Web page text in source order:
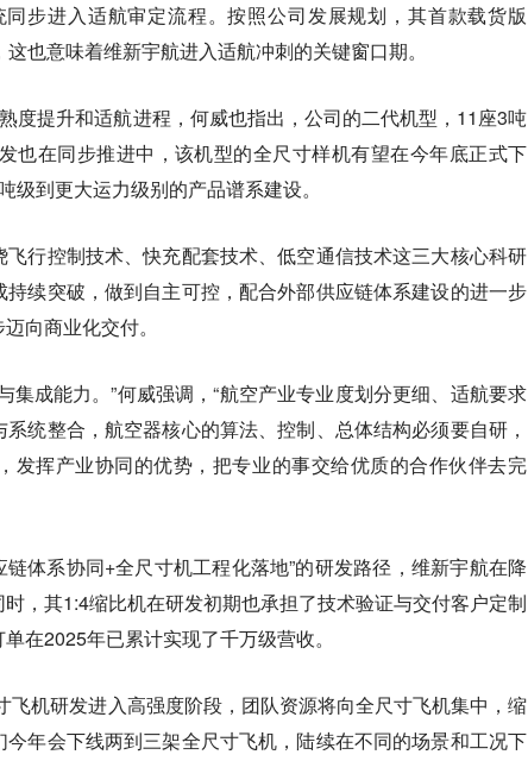
步进入适航审定流程。按照公司发展规划， 其首款载货版
这也意味着维新宇航进入适航冲刺的关键窗口期。
度提升和适航进程，何威也指出，公司的二代机型，11座3吨
在同步推进中，该机型的全尺寸样机有望在今年底正式下
到更大运力级别的产品谱系建设。
飞行控制技术、快充配套技术、低空通信技术这三大核心科研
续突破，做到自主可控，配合外部供应链体系建设的进一步
向商业化交付。
集成能力。”何威强调，“航空产业专业度划分更细、适航要求
统整合，航空器核心的算法、控制、总体结构必须要自研，
发挥产业协同的优势，把专业的事交给优质的合作伙伴去完
体系协同+全尺寸机工程化落地”的研发路径，维新宇航在降
，其1:4缩比机在研发初期也承担了技术验证与交付客户定制
在2025年已累计实现了千万级营收。
飞机研发进入高强度阶段，团队资源将向全尺寸飞机集中，缩
今年会下线两到三架全尺寸飞机，陆续在不同的场景和工况下